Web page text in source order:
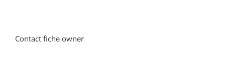
Contact fiche owner